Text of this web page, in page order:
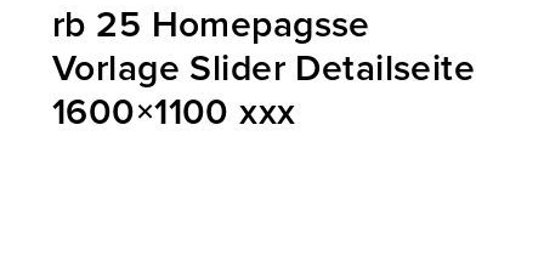
rb 25 Homepagsse
Vorlage Slider Detailseite
1600×1100 xxx